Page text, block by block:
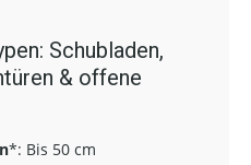
Schubladen,
& offene
*: Bis 50 cm